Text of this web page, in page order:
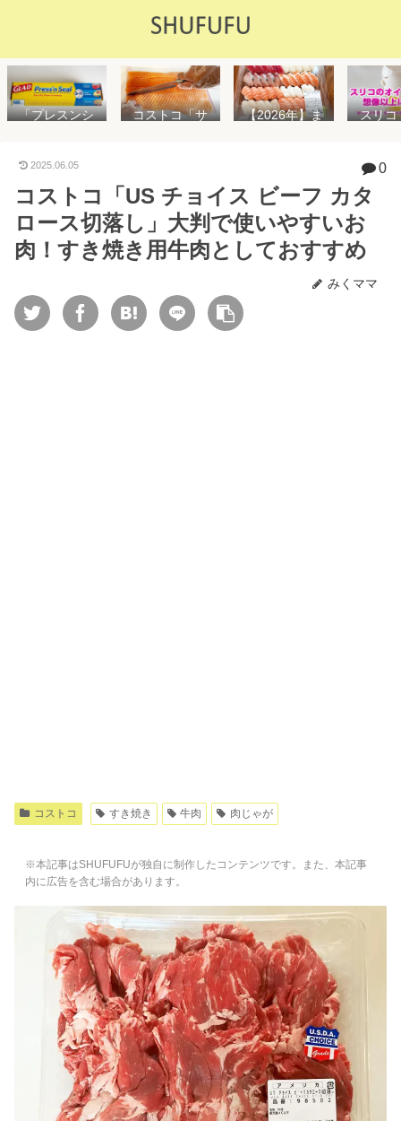
「プレスンシ
説！コストコ
る店はどこ？
粘着面に危険
性はない？
コストコ「サ
や冷凍保存方
法を紹介
【2026年】ま
が高いけど購
入するべき？
スリコ
思え
め！霧
WAY
2025.06.05 0
コストコ「US チョイス ビーフ カタ
ロース切落し」大判で使いやすいお
肉！すき焼き用牛肉としておすすめ
みくママ
コストコ すき焼き 牛肉 肉じゃが
※本記事はSHUFUFUが独自に制作したコンテンツです。また、本記事
内に広告を含む場合があります。